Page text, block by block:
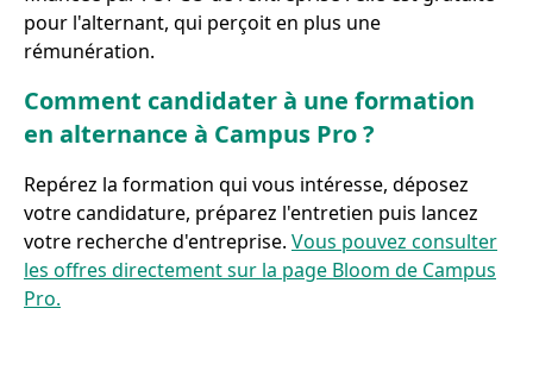
pour l'alternant, qui perçoit en plus une
rémunération.
Comment candidater à une formation
en alternance à Campus Pro ?
Repérez la formation qui vous intéresse, déposez
votre candidature, préparez l'entretien puis lancez
votre recherche d'entreprise. Vous pouvez consulter
les offres directement sur la page Bloom de Campus
Pro.